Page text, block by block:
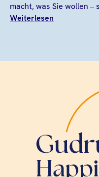
macht, was Sie wollen –
Weiterlesen